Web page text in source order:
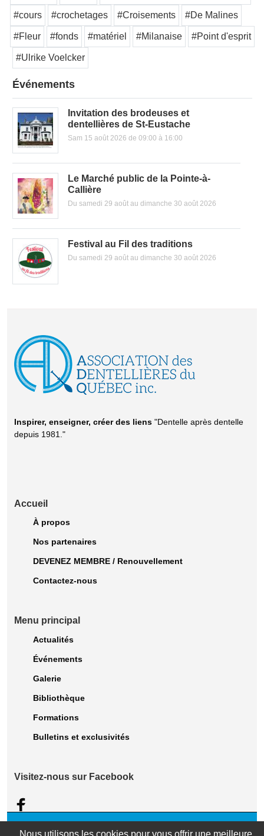
#cours #crochetages #Croisements #De Malines
#Fleur #fonds #matériel #Milanaise #Point d'esprit
#Ulrike Voelcker
Événements
Invitation des brodeuses et
dentellières de St-Eustache
Sam 15 août 2026 de 09:00 à 16:00
Le Marché public de la Pointe-à-
Callière
Du samedi 29 août au dimanche 30 août 2026
Festival au Fil des traditions
Du samedi 29 août au dimanche 30 août 2026
Inspirer, enseigner, créer des liens "Dentelle après dentelle
depuis 1981."
Accueil
À propos
Nos partenaires
DEVENEZ MEMBRE / Renouvellement
Contactez-nous
Menu principal
Actualités
Événements
Galerie
Bibliothèque
Formations
Bulletins et exclusivités
Visitez-nous sur Facebook
Nous utilisons les cookies pour vous offrir une meilleure